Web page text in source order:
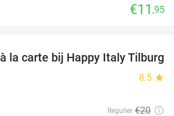
€11 ,95
35%
la carte bij Happy Italy Tilburg
8.5 star
Regulier €20